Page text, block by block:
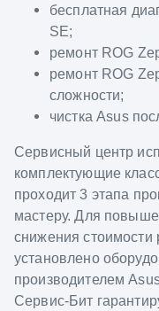
бесплатная
SE;
ремонт ROG
ремонт ROG
сложности;
чистка Asus
Сервисный центр
комплектующие
проходит 3 этапа
мастеру. Для
снижения стоимости
установлено
производителем
Сервис-Бит